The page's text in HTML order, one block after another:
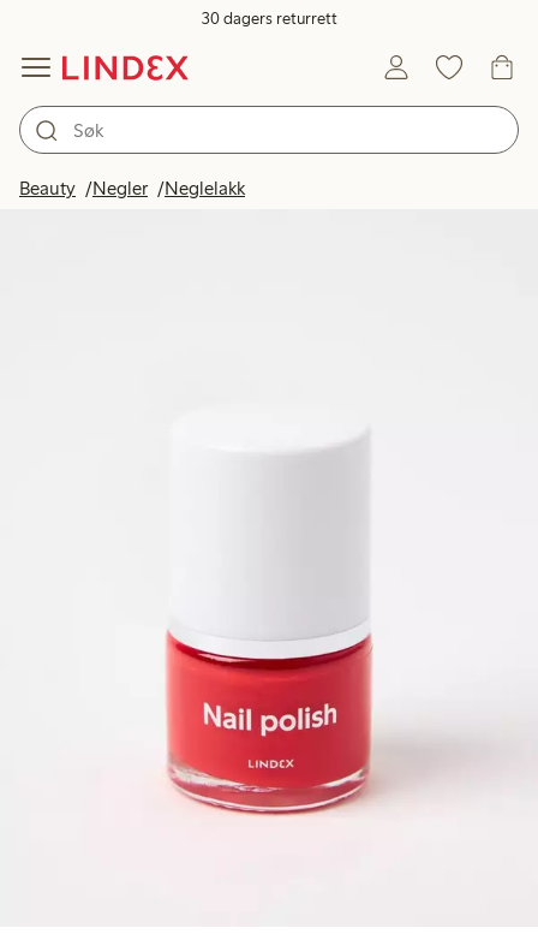
30 dagers returrett
Beauty Negler Neglelakk